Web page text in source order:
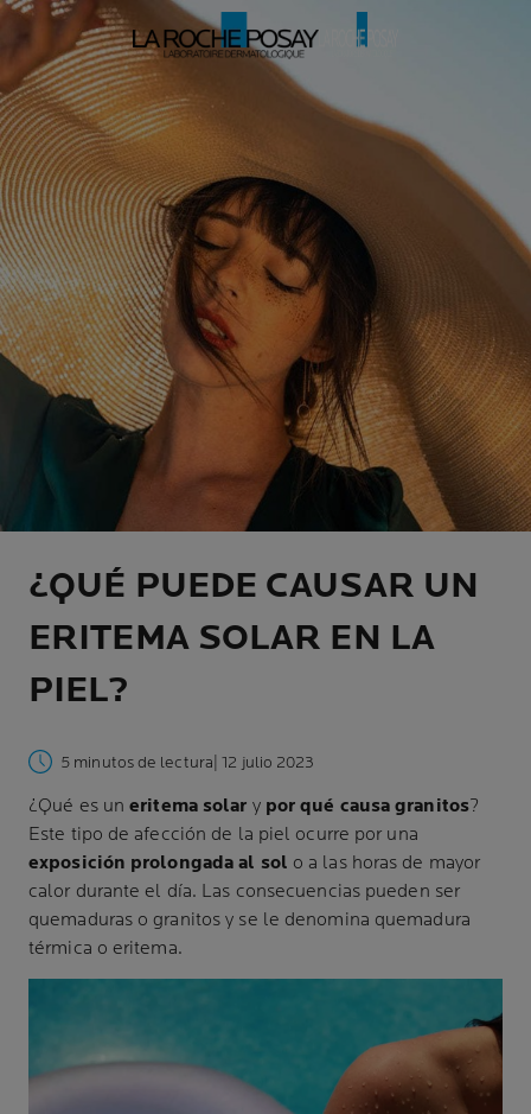
¿QUÉ PUEDE CAUSAR UN
ERITEMA SOLAR EN LA
PIEL?
5 minutos de lectura | 12 julio 2023
¿Qué es uneritema solar y por qué causa granitos?
Este tipo de afección de la piel ocurre por una
exposición prolongada al sol o a las horas de mayor
calor durante el día. Las consecuencias pueden ser
quemaduras o granitos y se le denomina quemadura
térmica o eritema.